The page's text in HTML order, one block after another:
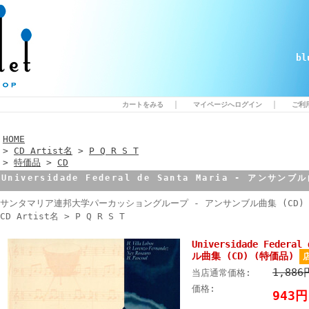
カートをみる マイページへログイン ご利
HOME
> CD Artist名 > P Q R S T
> 特価品 > CD
Universidade Federal de Santa Maria - アンサンブル
サンタマリア連邦大学パーカッショングループ - アンサンブル曲集
CD Artist名 > P Q R S T
Universidade Federal
ル曲集 (CD) (特価品)
当店通常価格: 1,886
価格: 943